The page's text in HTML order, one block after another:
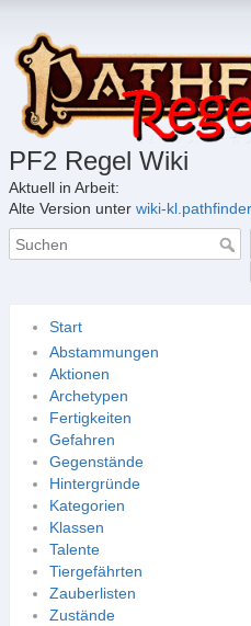
PF2 Regel Wiki
Aktuell in Arbeit:
Alte Version unter wiki-
Start
Abstammungen
Aktionen
Archetypen
Fertigkeiten
Gefahren
Gegenstände
Hintergründe
Kategorien
Klassen
Talente
Tiergefährten
Zauberlisten
Zustände